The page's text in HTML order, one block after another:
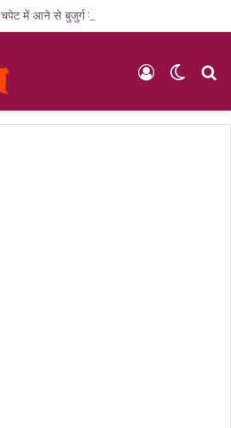
में आने से बुजुर्ग की मौत, पसरा मातम
Switch
Log